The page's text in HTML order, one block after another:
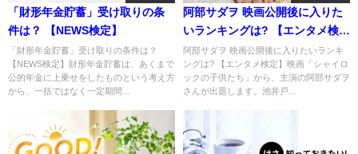
「財形年金貯蓄」受け取りの条
件は？ 【NEWS検定】
「財形年金貯蓄」受け取りの条件は？
【NEWS検定】財形年金貯蓄は、あくまで
公的年金に上乗せをしたものという考え方
から、一括ではなく一定期間...
阿部サダヲ 映画公開後に入りた
いランキングは? 【エンタメ検
定】
阿部サダヲ 映画公開後に入りたいランキ
ングは? 【エンタメ検定】映画「シャイロ
ックの子供たち」から、主演の阿部サダヲ
さんが出題します。池井戸...